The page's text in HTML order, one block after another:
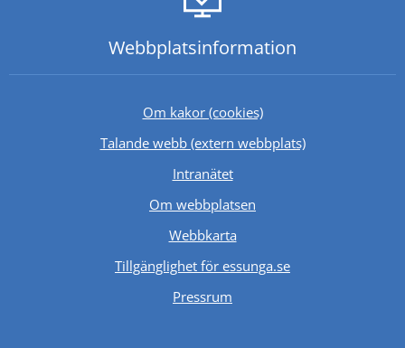
Webbplats­information
Om kakor (cookies)
Talande webb (extern webbplats)Länk till annan
IntranätetLänk till annan webbplats.
Om webbplatsen
Webbkarta
Tillgänglighet för essunga.se
Pressrum